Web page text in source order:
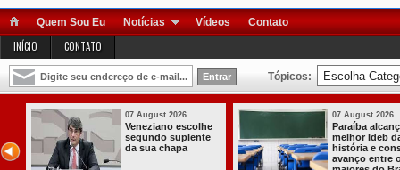
Quem Sou Eu Notícias Vídeos Contato
INÍCIO CONTATO
Tópicos:
August 2026
alcança o
Ideb da
e consolida
entre os
07 August 2026
Homem é preso
com armas,
munições e
radiocomunicadore